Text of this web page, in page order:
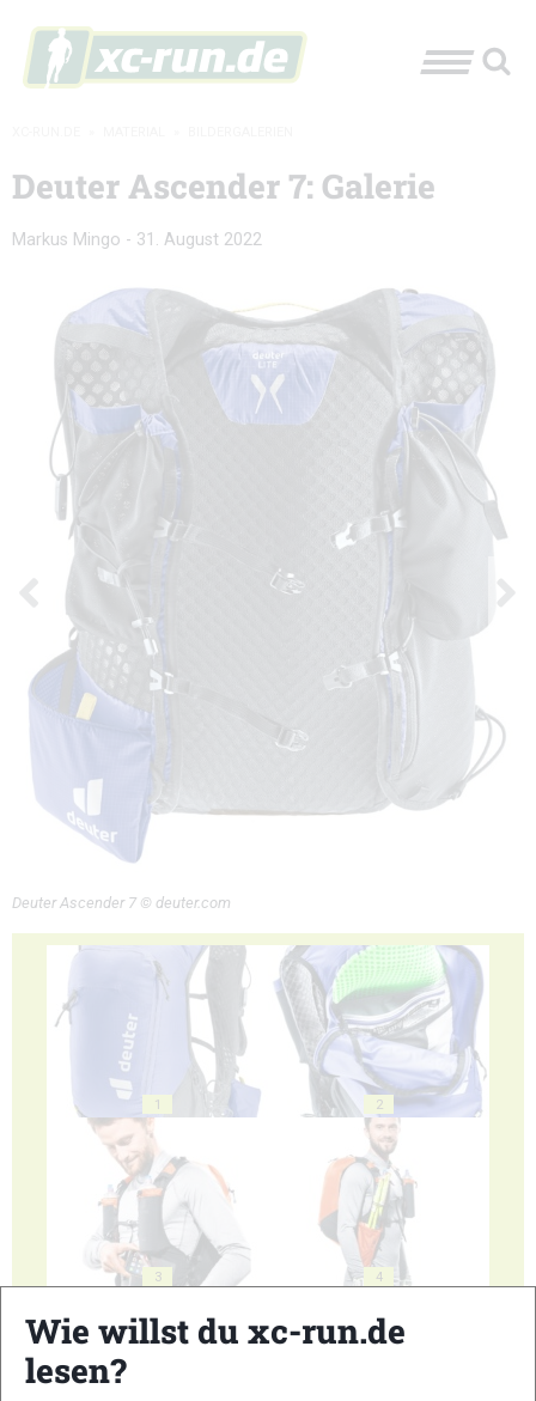
Deuter Ascender 7: Galerie
Markus Mingo - 31. August 2022
Deuter Ascender 7 © deuter.com
1 2
3 4
Wie willst du xc-run.de
lesen?